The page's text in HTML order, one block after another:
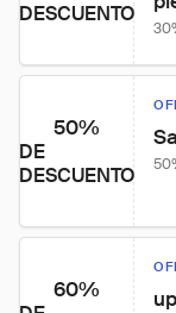
DESCUENTO
50%
DE
DESCUENTO
60%